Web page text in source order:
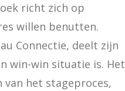
richt zich op
willen benutten.
Connectie, deelt zijn
win-win situatie is. Het
het stageproces,